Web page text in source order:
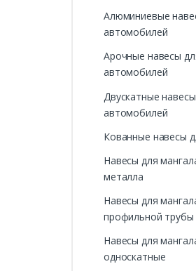
Алюминиевые
автомобилей
Арочные навесы
автомобилей
Двускатные
автомобилей
Кованные навесы
Навесы для
металла
Навесы для
профильной трубы
Навесы для
односкатные